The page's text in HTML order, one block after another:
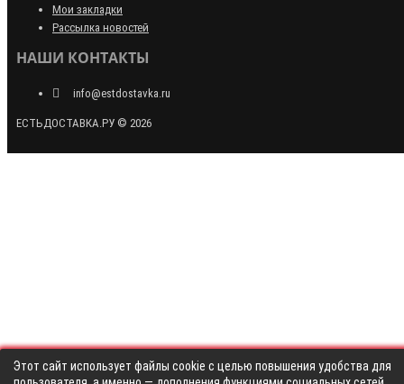
Мои закладки
Рассылка новостей
НАШИ КОНТАКТЫ
info@estdostavka.ru
ЕСТЬДОСТАВКА.РУ © 2026
Этот сайт использует файлы cookie с целью повышения удобства для